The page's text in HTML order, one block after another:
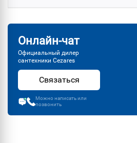
Онлайн-чат
Официальный дилер
сантехники Cezares
Связаться
Можно написать или
позвонить